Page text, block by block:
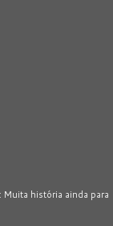
Muita história ainda para